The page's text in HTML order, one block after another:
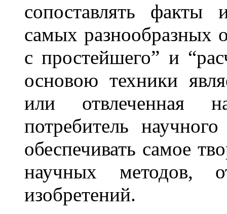
сопоставлять факты
самых разнообразных
с простейшего” и
основою техники
или отвлеченная
потребитель
обеспечивать самое
научных методов,
изобретений.